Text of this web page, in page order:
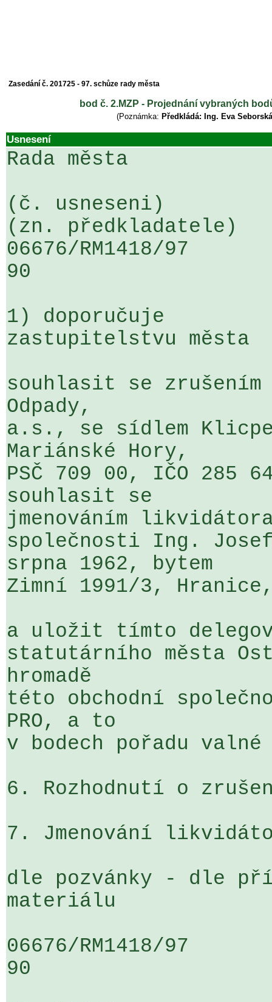
Zasedání č. 201725 - 97. schůze rady města
bod č. 2.MZP - Projednání vybraných
(Poznámka: Předkládá: Ing. Eva
Usnesení
Rada města
(č. usneseni)
(zn. předkladatele)
06676/RM1418/
90
1) doporučuje
zastupitelstvu města
souhlasit se zrušením
Odpady,
a.s., se sídlem
Mariánské Hory,
PSČ 709 00, IČO
souhlasit se
jmenováním
společnosti Ing.
srpna 1962, bytem
Zimní 1991/3,
a uložit tímto
statutárního města
hromadě
této obchodní
PRO, a to
v bodech pořadu
6. Rozhodnutí o
7. Jmenování
dle pozvánky - dle
materiálu
06676/RM1418/
90